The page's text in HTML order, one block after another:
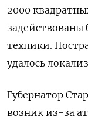
2000
задействованы
техники.
удалось
Губернатор
возник из-за